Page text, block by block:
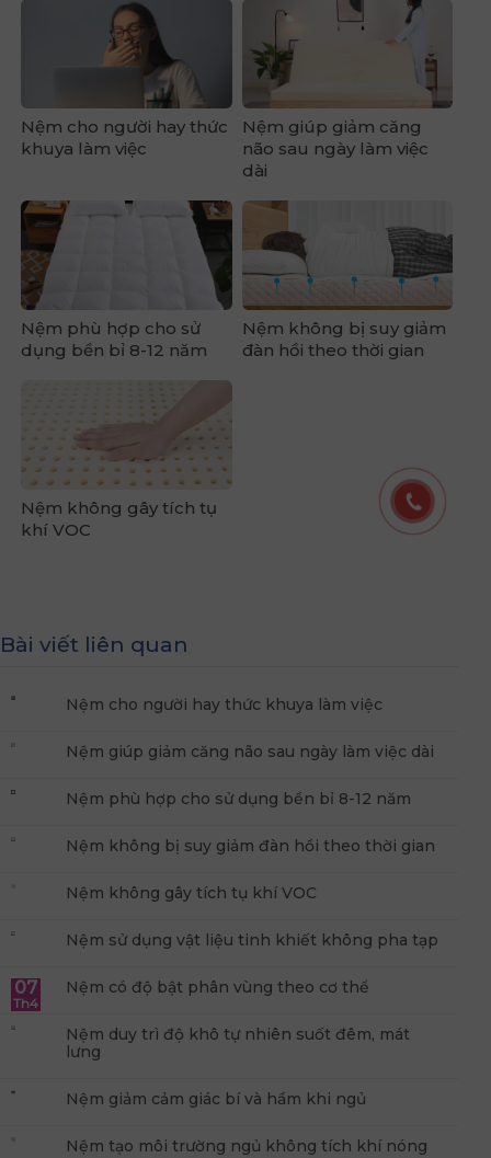
Nệm cho người hay thức
khuya làm việc
Nệm giúp giảm căng
não sau ngày làm việc
dài
Nệm phù hợp cho sử
dụng bền bỉ 8-12 năm
Nệm không bị suy giảm
đàn hồi theo thời gian
Nệm không gây tích tụ
khí VOC
Bài viết liên quan
Nệm cho người hay thức khuya làm việc
Nệm giúp giảm căng não sau ngày làm việc dài
Nệm phù hợp cho sử dụng bền bỉ 8-12 năm
Nệm không bị suy giảm đàn hồi theo thời gian
Nệm không gây tích tụ khí VOC
Nệm sử dụng vật liệu tinh khiết không pha tạp
07
Th4
Nệm có độ bật phân vùng theo cơ thể
Nệm duy trì độ khô tự nhiên suốt đêm, mát
lưng
Nệm giảm cảm giác bí và hầm khi ngủ
Nệm tạo môi trường ngủ không tích khí nóng